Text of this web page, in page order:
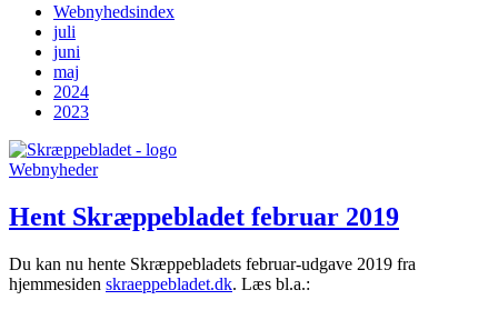
Webnyhedsindex
juli
juni
maj
2024
2023
Webnyheder
Hent Skræppe­bladet februar 2019
Du kan nu hente Skræppebladets februar-udgave 2019 fra
hjemmesiden skraeppebladet.dk. Læs bl.a.: